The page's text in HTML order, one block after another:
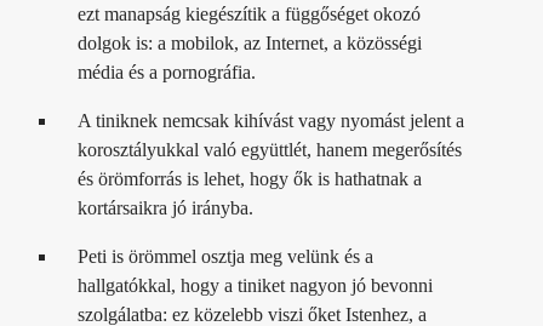
ezt manapság kiegészítik a függőséget okozó
dolgok is: a mobilok, az Internet, a közösségi
média és a pornográfia.
A tiniknek nemcsak kihívást vagy nyomást jelent a
korosztályukkal való együttlét, hanem megerősítés
és örömforrás is lehet, hogy ők is hathatnak a
kortársaikra jó irányba.
Peti is örömmel osztja meg velünk és a
hallgatókkal, hogy a tiniket nagyon jó bevonni
szolgálatba: ez közelebb viszi őket Istenhez, a